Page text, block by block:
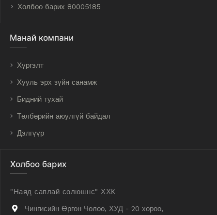
Холбоо барих 80005185
Манай компани
Хүргэлт
Хууль эрх зүйн санамж
Бидний тухай
Төлбөрийн аюулгүй байдал
Дэлгүүр
Холбоо барих
"Наяд саплай солюшнс" ХХК
Чингисийн Өргөн Чөлөө, ХУД - 20 хороо,